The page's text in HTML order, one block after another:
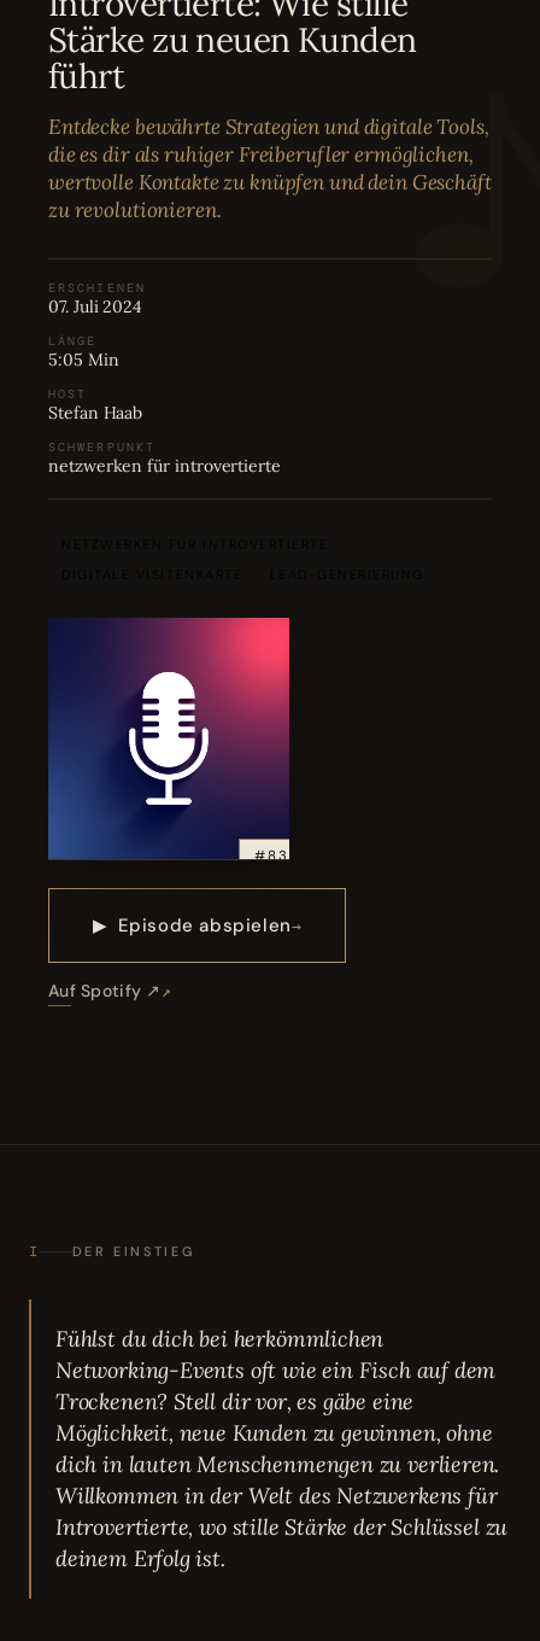
04 Bewertungen
Karriere
06 Partnerprogramm
Stärke zu neuen Kunden
führt
Entdecke bewährte Strategien und digitale Tools,
die es dir als ruhiger Freiberufler ermöglichen,
wertvolle Kontakte zu knüpfen und dein Geschäft
zu revolutionieren.
ERSCHIENEN
07. Juli 2024
LÄNGE
5:05 Min
HOST
Stefan Haab
SCHWERPUNKT
netzwerken für introvertierte
#83
▶ Episode abspielen
Auf Spotify ↗
I DER EINSTIEG
Fühlst du dich bei herkömmlichen
Networking-Events oft wie ein Fisch auf dem
Trockenen? Stell dir vor, es gäbe eine
Möglichkeit, neue Kunden zu gewinnen, ohne
dich in lauten Menschenmengen zu verlieren.
Willkommen in der Welt des Netzwerkens für
Introvertierte, wo stille Stärke der Schlüssel zu
deinem Erfolg ist.